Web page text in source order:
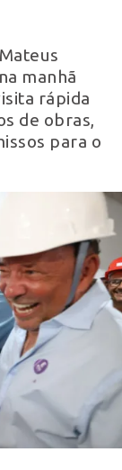
manhã
rápida
de obras,
para o